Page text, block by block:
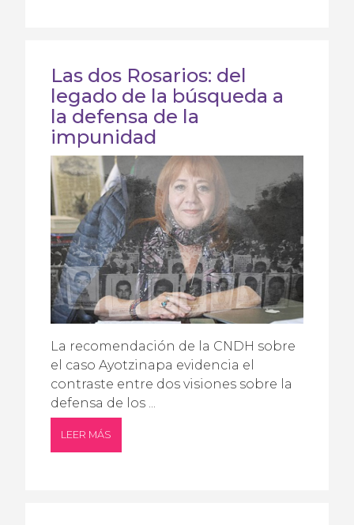
Las dos Rosarios: del
legado de la búsqueda a
la defensa de la
impunidad
La recomendación de la CNDH sobre
el caso Ayotzinapa evidencia el
contraste entre dos visiones sobre la
defensa de los ...
LEER MÁS